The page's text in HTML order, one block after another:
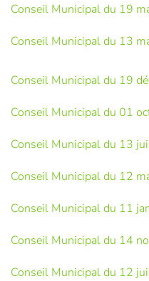
Conseil Municipal du 19
Conseil Municipal du 13
Conseil Municipal du 19
Conseil Municipal du 01
Conseil Municipal du 13
Conseil Municipal du 12
Conseil Municipal du 11
Conseil Municipal du 14
Conseil Municipal du 12